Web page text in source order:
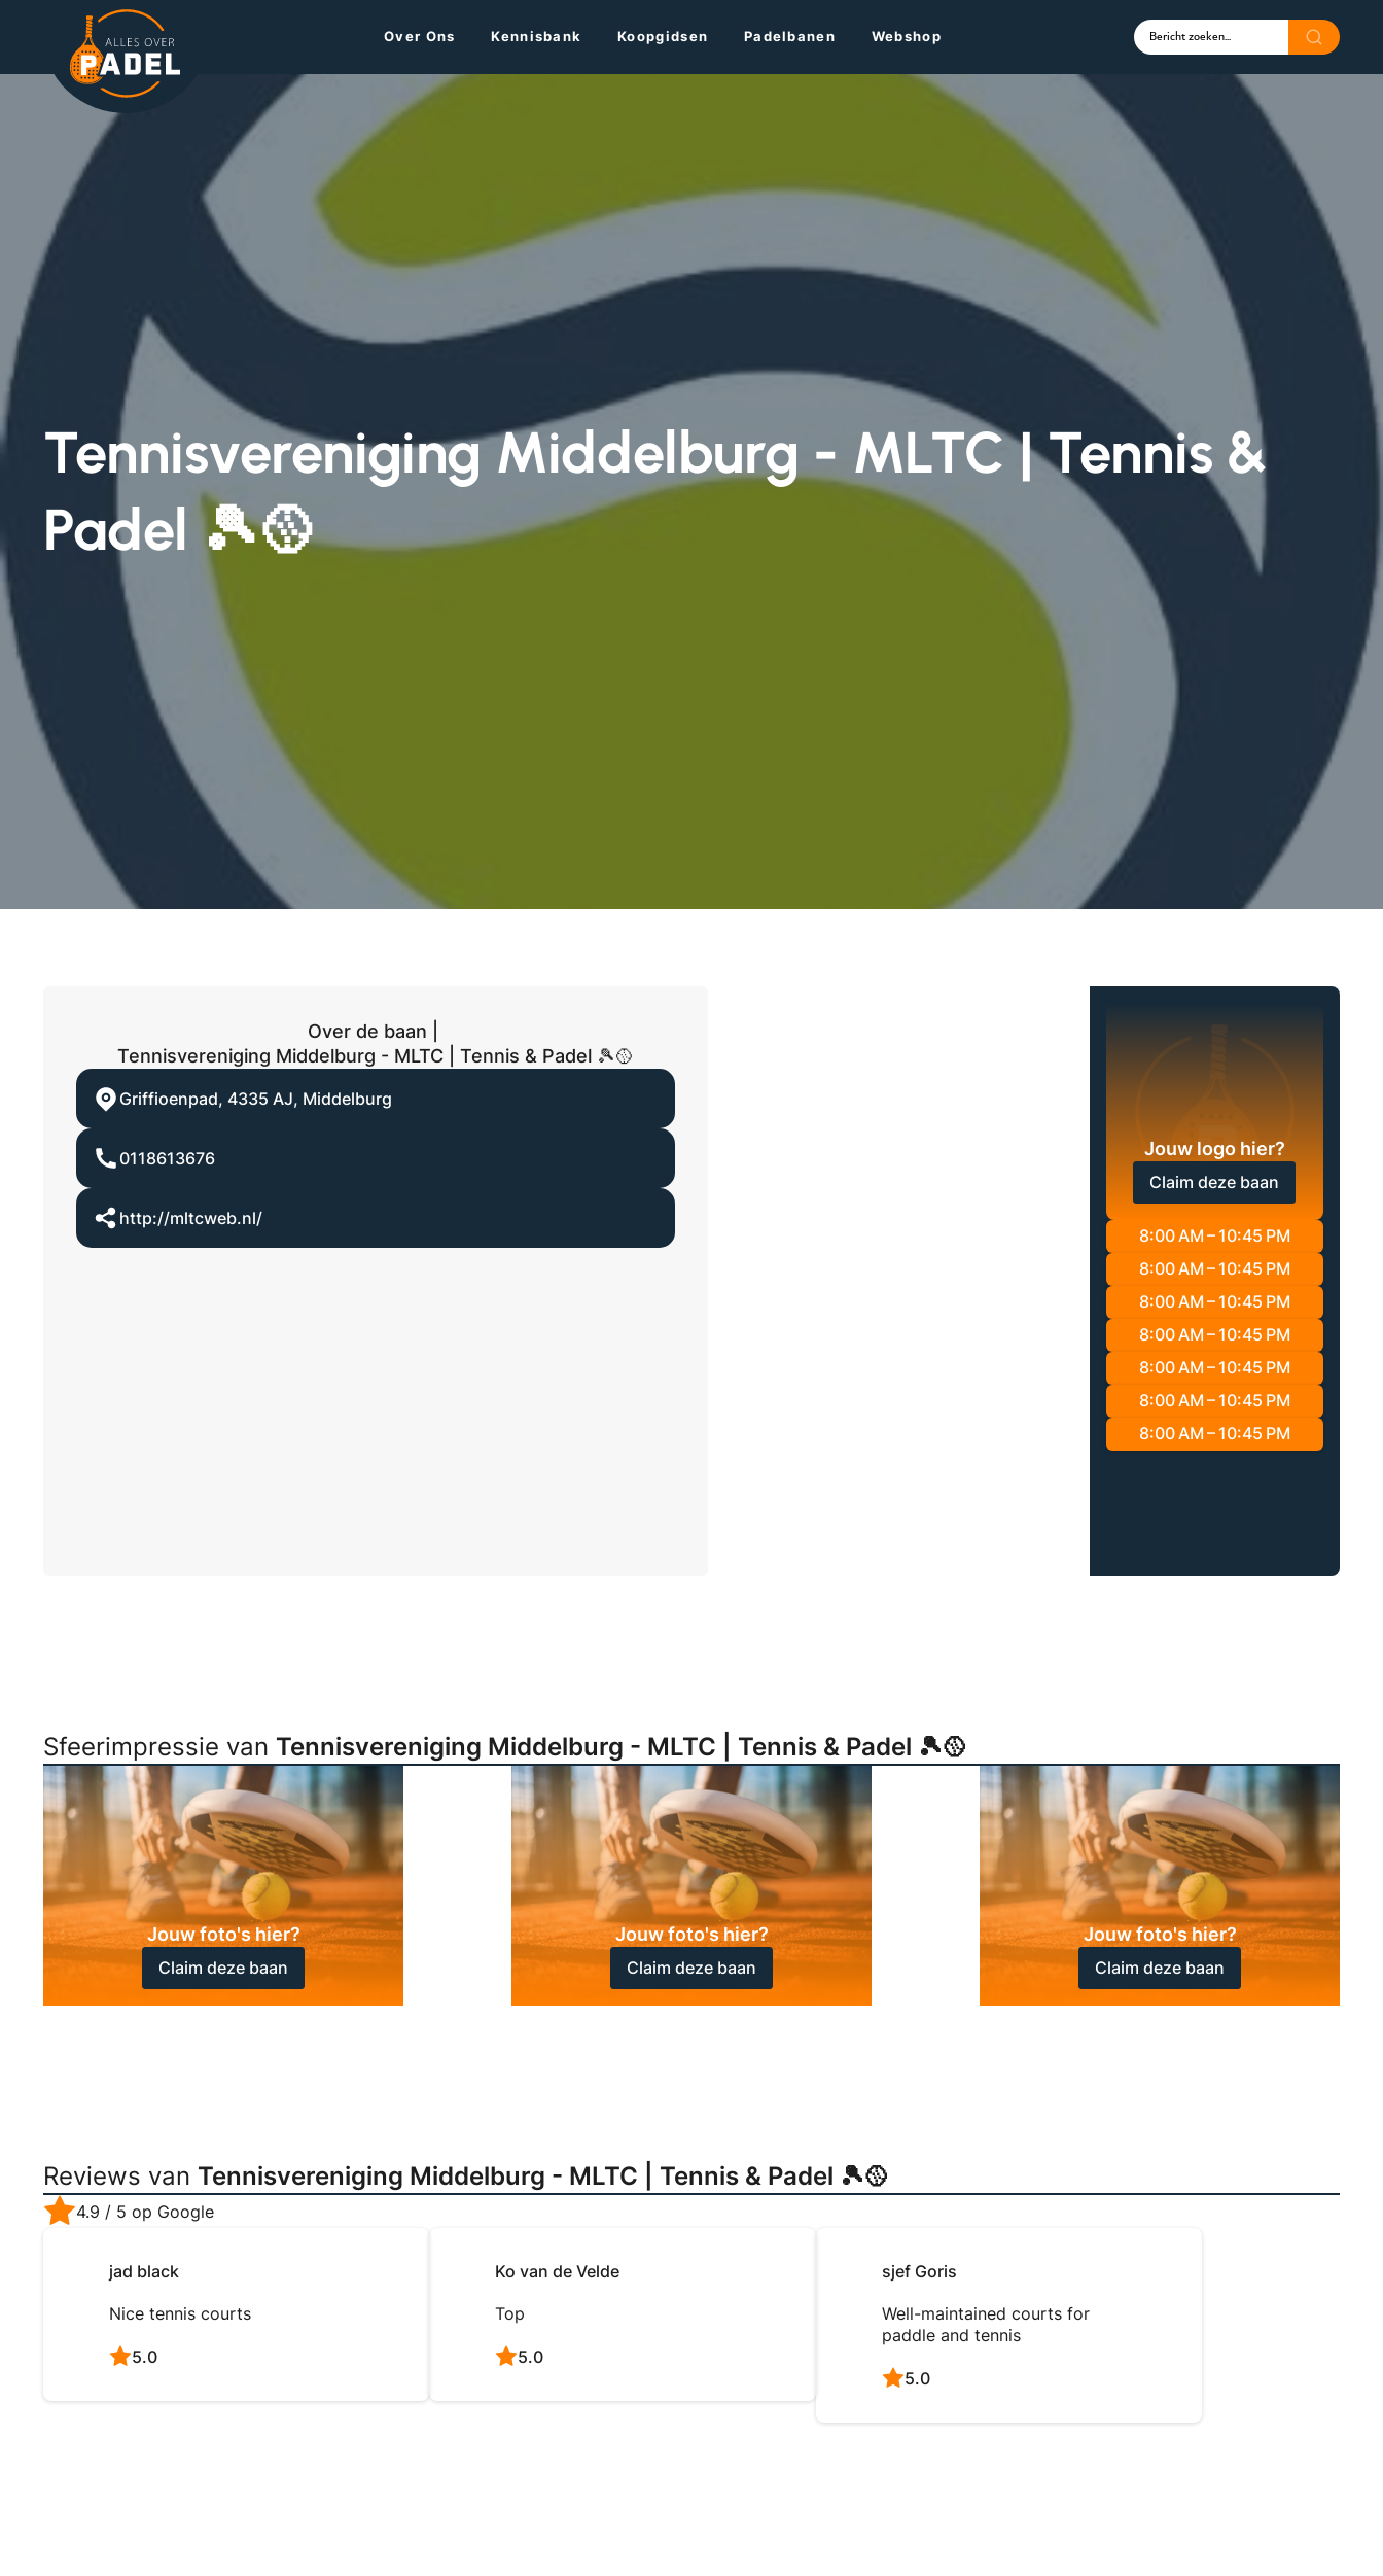
Over Ons Kennisbank Koopgidsen Padelbanen Webshop
Tennisvereniging Middelburg - MLTC | Tennis &
Padel 🎾🥎
Over de baan |
Tennisvereniging Middelburg - MLTC | Tennis & Padel 🎾🥎
Griffioenpad, 4335 AJ, Middelburg
0118613676
http://mltcweb.nl/
Jouw logo hier?
Claim deze baan
8:00 AM – 10:45 PM
8:00 AM – 10:45 PM
8:00 AM – 10:45 PM
8:00 AM – 10:45 PM
8:00 AM – 10:45 PM
8:00 AM – 10:45 PM
8:00 AM – 10:45 PM
Sfeerimpressie van Tennisvereniging Middelburg - MLTC | Tennis & Padel 🎾🥎
Jouw foto's hier?
Claim deze baan
Jouw foto's hier?
Claim deze baan
Jouw foto's hier?
Claim deze baan
Reviews van Tennisvereniging Middelburg - MLTC | Tennis & Padel 🎾🥎
4.9 / 5 op Google
jad black
Nice tennis courts
5.0
Ko van de Velde
Top
5.0
sjef Goris
Well-maintained courts for
paddle and tennis
5.0